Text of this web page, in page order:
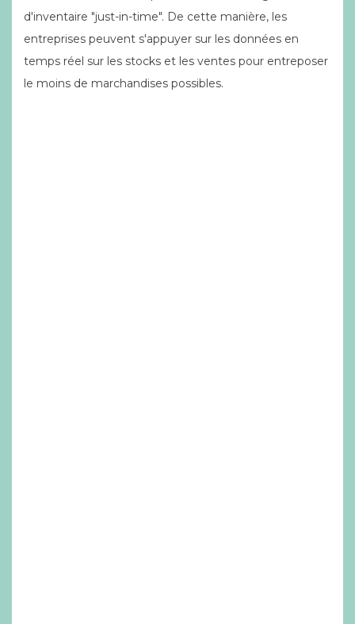
d'inventaire "just-in-time". De cette manière, les
entreprises peuvent s'appuyer sur les données en
temps réel sur les stocks et les ventes pour entreposer
le moins de marchandises possibles.